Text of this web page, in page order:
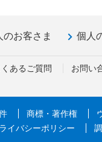
のお客さま 個人
くあるご質問 お問い
商標・著作権
イバシーポリシー